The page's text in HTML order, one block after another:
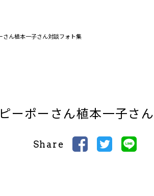
さん植本一子さん対談フォト集
ーポーさん植本一子さ
Share